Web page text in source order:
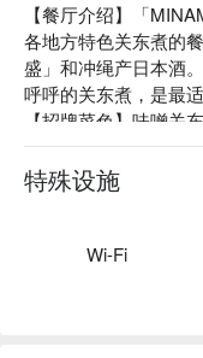
【餐厅介绍】「
各地方特色关东煮的
盛」和冲绳产日本酒
呼呼的关东煮，是最
【招牌菜色】味噌关
【口碑好评】Google
【更多推荐】位于冲
访。店主是拥有 30
特殊设施
Wi-Fi